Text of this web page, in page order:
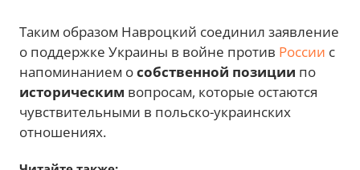
Таким образом Навроцкий соединил заявление
о поддержке Украины в войне против России с
напоминанием особственной позиции по
историческим вопросам, которые остаются
чувствительными в польско-украинских
отношениях.